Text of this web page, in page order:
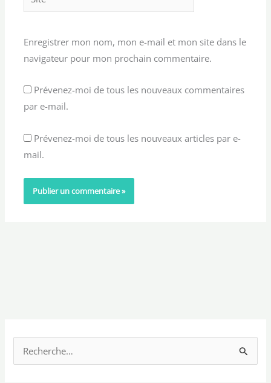
Enregistrer mon nom, mon e-mail et mon site dans le
navigateur pour mon prochain commentaire.
Prévenez-moi de tous les nouveaux commentaires
par e-mail.
Prévenez-moi de tous les nouveaux articles par e-
mail.